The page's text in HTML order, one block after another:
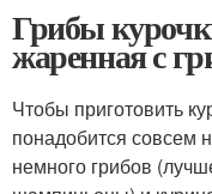
Грибы
жаренная с
Чтобы приготовить
понадобится совсем
немного грибов